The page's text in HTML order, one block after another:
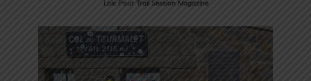
Loïc Pour Trail Session Magazine